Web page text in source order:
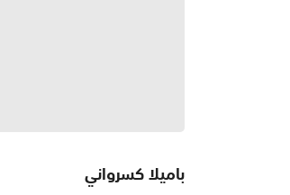
باميلا كسرواني